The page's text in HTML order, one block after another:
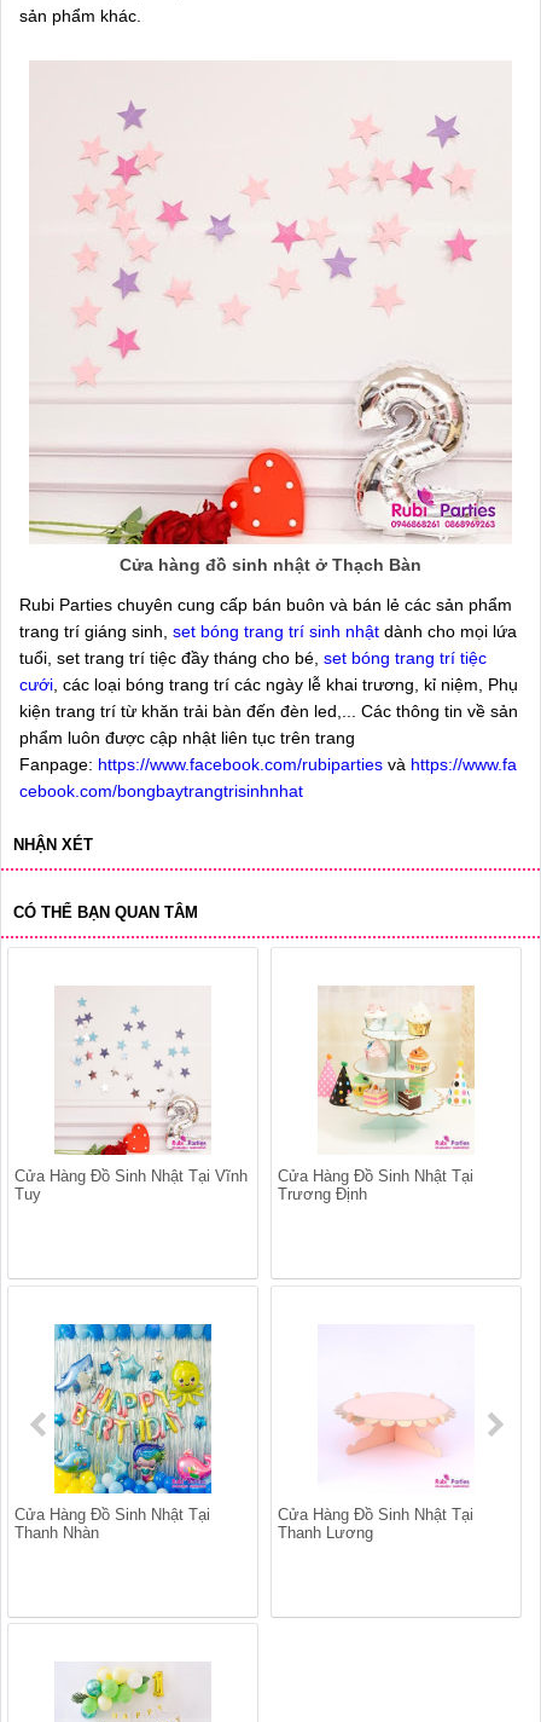
sản phẩm khác.
Cửa hàng đồ sinh nhật ở Thạch Bàn
Rubi Parties chuyên cung cấp bán buôn và bán lẻ các sản phẩm
trang trí giáng sinh, set bóng trang trí sinh nhật dành cho mọi lứa
tuổi, set trang trí tiệc đầy tháng cho bé, set bóng trang trí tiệc
cưới , các loại bóng trang trí các ngày lễ khai trương, kỉ niệm, Phụ
kiện trang trí từ khăn trải bàn đến đèn led,... Các thông tin về sản
phẩm luôn được cập nhật liên tục trên trang
Fanpage: https://www.facebook.com/rubiparties và https://www.fa
cebook.com/bongbaytrangtrisinhnhat
NHẬN XÉT
CÓ THỂ BẠN QUAN TÂM
Cửa Hàng Đồ Sinh Nhật Tại Vĩnh
Tuy
Cửa Hàng Đồ Sinh Nhật Tại
Trương Định
Cửa Hàng Đồ Sinh Nhật Tại
Thanh Nhàn
Cửa Hàng Đồ Sinh Nhật Tại
Thanh Lương